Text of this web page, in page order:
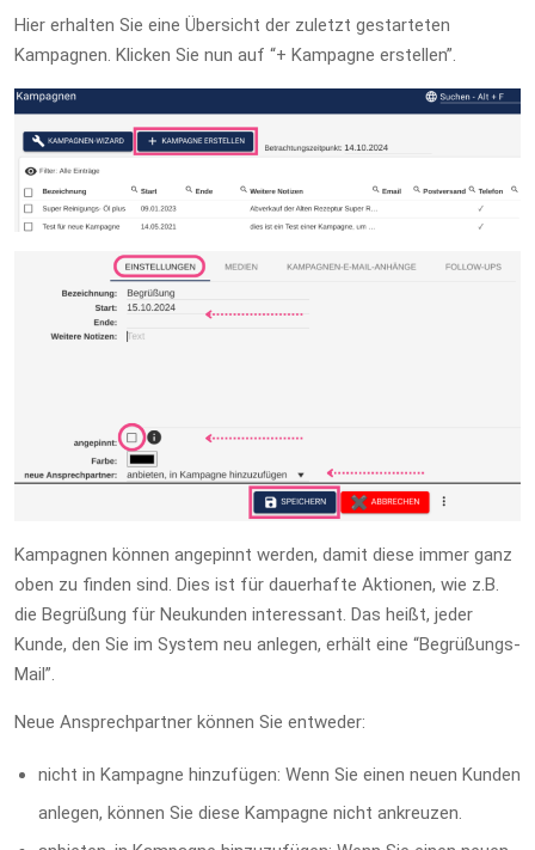
Hier erhalten Sie eine Übersicht der zuletzt gestarteten
Kampagnen. Klicken Sie nun auf “+ Kampagne erstellen”.
Kampagnen können angepinnt werden, damit diese immer ganz
oben zu finden sind. Dies ist für dauerhafte Aktionen, wie z.B.
die Begrüßung für Neukunden interessant. Das heißt, jeder
Kunde, den Sie im System neu anlegen, erhält eine “Begrüßungs-
Mail”.
Neue Ansprechpartner können Sie entweder:
nicht in Kampagne hinzufügen: Wenn Sie einen neuen Kunden
anlegen, können Sie diese Kampagne nicht ankreuzen.